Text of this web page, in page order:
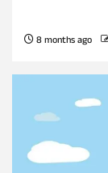
8 months ago